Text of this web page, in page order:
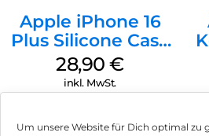
Um unsere Website für Dich optimal zu
Apple iPhone 16
Plus Silicone Case
MagSafe Black
28,90€
inkl. MwSt.